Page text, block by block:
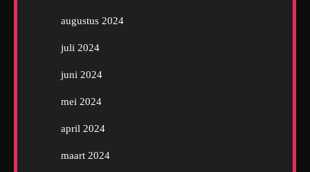
augustus 2024
juli 2024
juni 2024
mei 2024
april 2024
maart 2024